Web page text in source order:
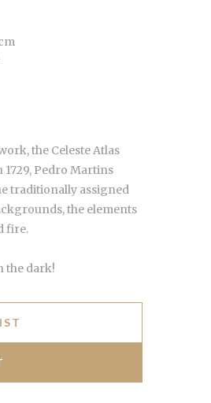
the Celeste Atlas
Pedro Martins
traditionally assigned
the elements
fire.
the dark!